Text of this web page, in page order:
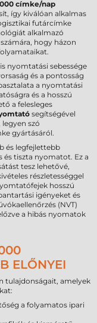
címke/nap
így kiválóan alkalmas
futárcímke
alkalmazó
hogy házon
nyomtatási sebessége
és a pontosság
a nyomtatási
és a hosszú
a felesleges
segítségével
szó
gyártásáról.
és legfejlettebb
és tiszta nyomatot. Ez a
tesz lehetővé,
részletességgel
hosszú
igényeket és
(NVT)
a hibás nyomatok
ELŐNYEI
tulajdonságait, amelyek
a folyamatos ipari